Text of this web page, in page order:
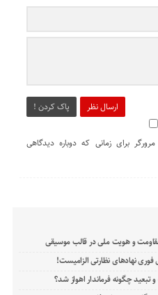
ارسال نظر پاک کردن !
برای زمانی که دوباره دیدگاهی
و هویت ملی در قالب موسیقی
نهادهای نظارتی الزامیست!
چگونه فرماندار اهواز شد؟